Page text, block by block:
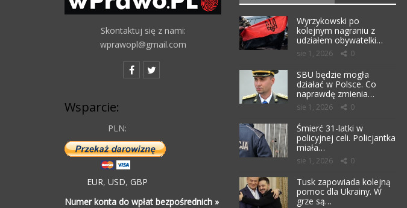
Skontaktuj się z nami:
wprawopl@gmail.com
Wsparcie:
PLN:
EUR, USD, GBP
Numer konta do wpłat bezpośrednich »
Wyrzykowski po
kolejnym nagraniu z
udziałem obywatelki…
sie 1, 2026 0
SBU będzie mogła
działać w Polsce. Co
naprawdę zmienia…
sie 1, 2026 0
Śmierć 31-latki w
policyjnej celi. Policjantka
miała…
sie 1, 2026 0
Tusk zapowiada kolejną
pomoc dla Ukrainy. W
grze są…